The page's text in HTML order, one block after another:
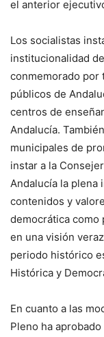
el anterior
Los socialistas
institucionalidad
conmemorado por
públicos de
centros de
Andalucía.
municipales de
instar a la
Andalucía la plena
contenidos y
democrática como
en una visión
periodo histórico
Histórica y
En cuanto a las
Pleno ha